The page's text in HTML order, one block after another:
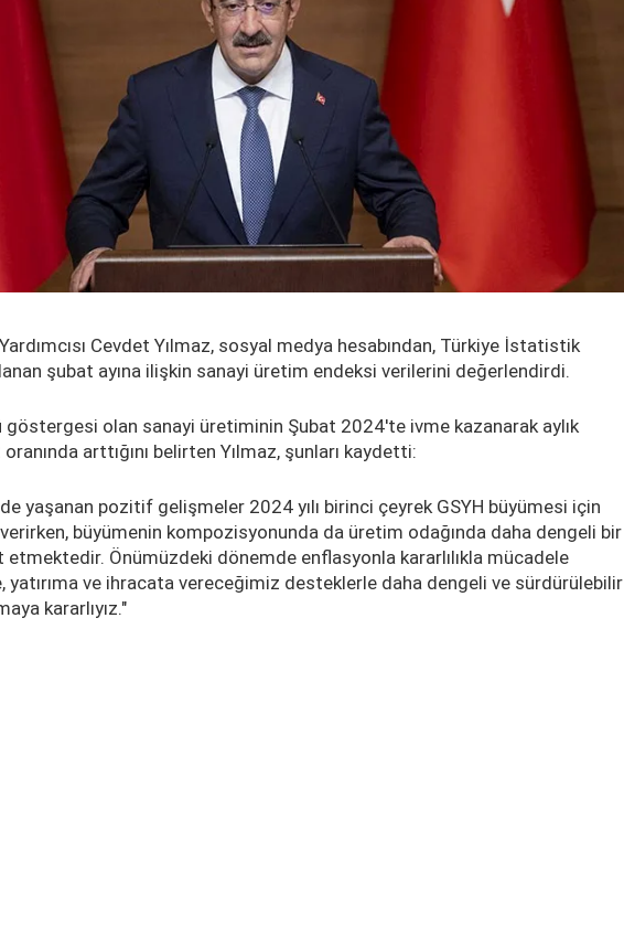
Cevdet Yılmaz, sosyal medya hesabından, Türkiye İstatistik
şubat ayına ilişkin sanayi üretim endeksi verilerini değerlendirdi.
göstergesi olan sanayi üretiminin Şubat 2024'te ivme kazanarak aylık
arttığını belirten Yılmaz, şunları kaydetti:
yaşanan pozitif gelişmeler 2024 yılı birinci çeyrek GSYH büyümesi için
büyümenin kompozisyonunda da üretim odağında daha dengeli bir
Önümüzdeki dönemde enflasyonla kararlılıkla mücadele
yatırıma ve ihracata vereceğimiz desteklerle daha dengeli ve sürdürülebilir
kararlıyız."